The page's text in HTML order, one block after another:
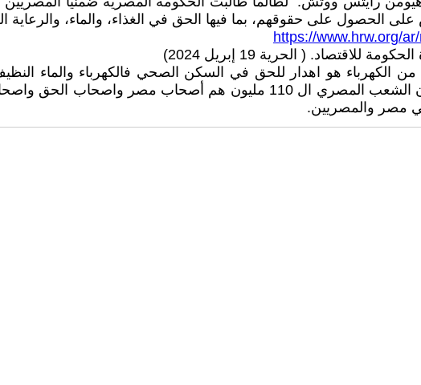
الحصول على حقوقهم، بما فيها الحق في الغذاء، والماء، والرعاية
https://www.hrw.org/
( الحرية 19 إبريل 2024)
الكهرباء هو اهدار للحق في السكن الصحي فالكهرباء والماء
السكن الذي تهدره الحكومة يومياً من أجل حفنة دولارات. رغم أن الشعب المصري ال
مصر والمصريين.